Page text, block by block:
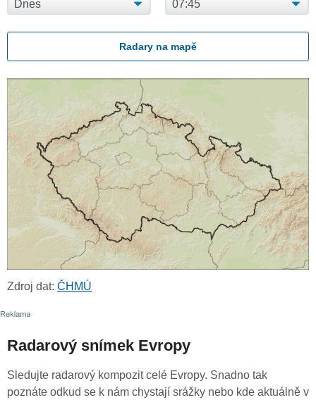
Radary na mapě
Zdroj dat: ČHMÚ
Radarový snímek Evropy
Sledujte radarový kompozit celé Evropy. Snadno tak
poznáte odkud se k nám chystají srážky nebo kde aktuálně v